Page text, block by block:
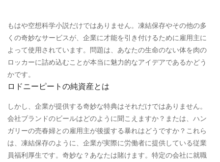
もはや空想科学小説だけではありません。凍結保存やその他の多
くの奇妙なサービスが、企業に才能を引き付けるために雇用主に
よって使用されています。問題は、あなたの生命のない体を肉の
ロッカーに詰め込むことが本当に魅力的なアイデアであるかどう
かです。
ロドニーピートの純資産とは
しかし、企業が提供する奇妙な特典はそれだけではありません。
会社ブランドのビールはどのように聞こえますか？または、ハン
ガリーの売春婦との雇用主が後援する暴れはどうですか？これら
は、凍結保存のように、企業が実際に労働者に提供している従業
員福利厚生です。奇妙な？あなたは賭けます。特定の会社に就職